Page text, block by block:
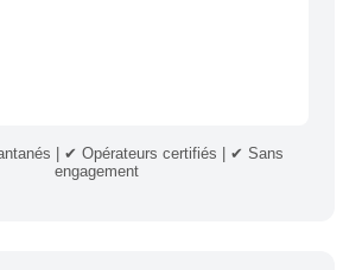
| ✔ Opérateurs certifiés | ✔ Sans
engagement